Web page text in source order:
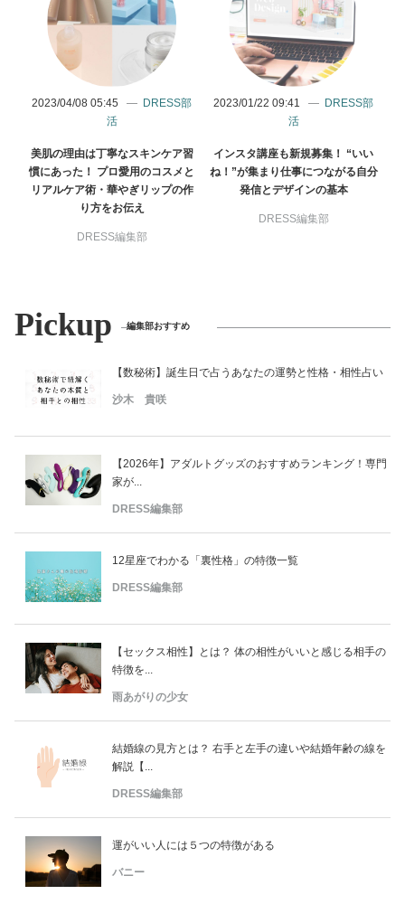
2023/04/08 05:45
DRESS部
活
美肌の理由は丁寧なスキンケア習
慣にあった！ プロ愛用のコスメと
リアルケア術・華やぎリップの作
り方をお伝え
DRESS編集部
2023/01/22 09:41
DRESS部
活
インスタ講座も新規募集！ “いい
ね！”が集まり仕事につながる自分
発信とデザインの基本
DRESS編集部
Pickup 編集部おすすめ
【数秘術】誕生日で占うあなたの運勢と性格・相性占い
沙木 貴咲
【2026年】アダルトグッズのおすすめランキング！専門
家が...
DRESS編集部
12星座でわかる「裏性格」の特徴一覧
DRESS編集部
【セックス相性】とは？ 体の相性がいいと感じる相手の
特徴を...
雨あがりの少女
結婚線の見方とは？ 右手と左手の違いや結婚年齢の線を
解説【...
DRESS編集部
運がいい人には５つの特徴がある
バニー